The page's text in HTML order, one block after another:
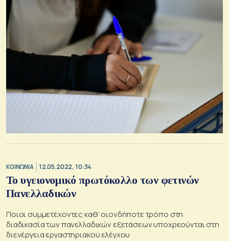
ΚΟΙΝΩΝΙΑ 12.05.2022, 10:34
Το υγειονομικό πρωτόκολλο των φετινών
Πανελλαδικών
Ποιοι συμμετέχοντες καθ’ οιονδήποτε τρόπο στη
διαδικασία των πανελλαδικών εξετάσεων υποχρεούνται στη
διενέργεια εργαστηριακού ελέγχου